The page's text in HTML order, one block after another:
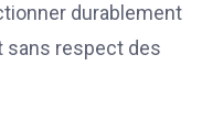
durablement
sans respect des